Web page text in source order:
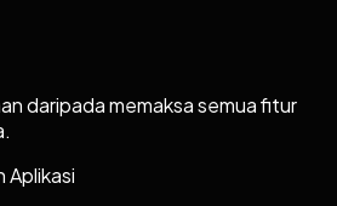
daripada memaksa semua fitur
Aplikasi